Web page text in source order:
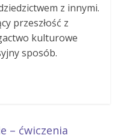
z innymi.
przeszłość z
kulturowe
sposób.
– ćwiczenia